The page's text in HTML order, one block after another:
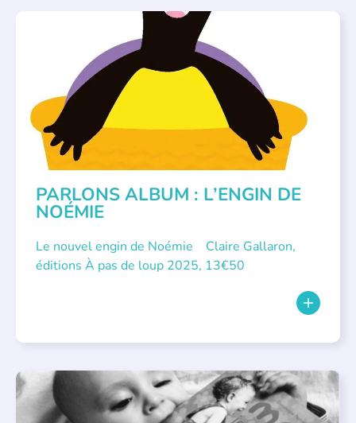
PARLONS ALBUM : L’ENGIN DE
NOÉMIE
Le nouvel engin de Noémie Claire Gallaron,
éditions À pas de loup 2025, 13€50
APPEL À SOUTIEN